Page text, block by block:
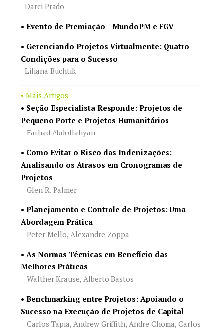
Darci Prado
• Evento de Premiação – MundoPM e FGV
• Gerenciando Projetos Virtualmente: Quatro
Condições para o Sucesso
Liliana Buchtik
• Mais Artigos
• Seção Especialista Responde: Projetos de
Pequeno Porte e Projetos Humanitários
Farhad Abdollahyan
• Como Evitar o Risco das Indenizações:
Analisando os Atrasos em Cronogramas de
Projetos
Glen R. Palmer
• Planejamento e Controle de Projetos: Uma
Abordagem Prática
Peter Mello, Alexandre Zoppa
• As Normas Técnicas em Benefício das
Melhores Práticas
Walther Krause, Alberto Bastos
• Benchmarking entre Projetos: Apoiando o
Sucesso na Execução de Projetos de Capital
Carlos Tapia, Andrew Griffith, Andre Choma, Carlos